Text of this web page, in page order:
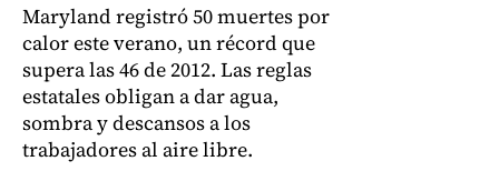
Maryland registró 50 muertes por
calor este verano, un récord que
supera las 46 de 2012. Las reglas
estatales obligan a dar agua,
sombra y descansos a los
trabajadores al aire libre.